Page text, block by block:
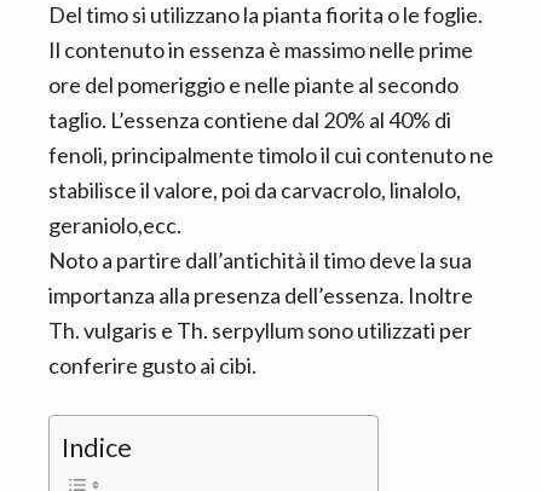
Del timo si utilizzano la pianta fiorita o le foglie.
Il contenuto in essenza è massimo nelle prime
ore del pomeriggio e nelle piante al secondo
taglio. L’essenza contiene dal 20% al 40% di
fenoli, principalmente timolo il cui contenuto ne
stabilisce il valore, poi da carvacrolo, linalolo,
geraniolo,ecc.
Noto a partire dall’antichità il timo deve la sua
importanza alla presenza dell’essenza. Inoltre
Th. vulgaris e Th. serpyllum sono utilizzati per
conferire gusto ai cibi.
Indice